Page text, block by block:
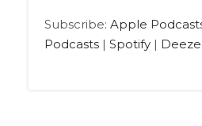
Subscribe: Apple
Podcasts| Spotify|